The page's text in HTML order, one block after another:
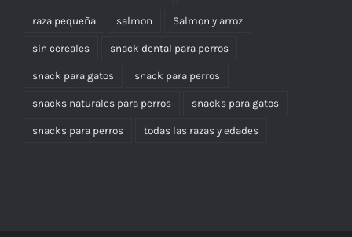
raza pequeña salmon Salmon y arroz
sin cereales snack dental para perros
snack para gatos snack para perros
snacks naturales para perros snacks para gatos
snacks para perros todas las razas y edades